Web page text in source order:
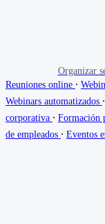
Organizar
Reuniones online ∙
Webinars automatizados ∙
corporativa ∙ Formación
de empleados ∙ Eventos